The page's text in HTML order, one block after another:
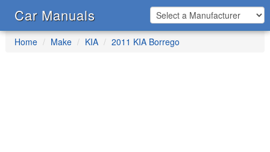
Car Manuals
Home Make KIA 2011 KIA Borrego